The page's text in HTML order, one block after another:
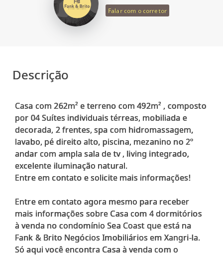
Falar com o corretor
Descrição
Casa com 262m² e terreno com 492m² , composto
por 04 Suítes individuais térreas, mobiliada e
decorada, 2 frentes, spa com hidromassagem,
lavabo, pé direito alto, piscina, mezanino no 2º
andar com ampla sala de tv , living integrado,
excelente iluminação natural.
Entre em contato e solicite mais informações!
Entre em contato agora mesmo para receber
mais informações sobre Casa com 4 dormitórios
à venda no condomínio Sea Coast que está na
Fank & Brito Negócios Imobiliários em Xangri-la.
Só aqui você encontra Casa à venda com o